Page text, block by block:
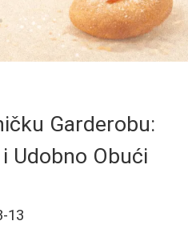
Garderobu:
Udobno Obući
13